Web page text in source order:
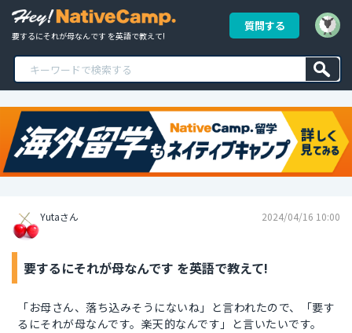
要するにそれが母なんです を英語で教えて!
質問する
Yutaさん 2024/04/16 10:00
要するにそれが母なんです を英語で教えて!
「お母さん、落ち込みそうにないね」と言われたので、「要す
るにそれが母なんです。楽天的なんです」と言いたいです。